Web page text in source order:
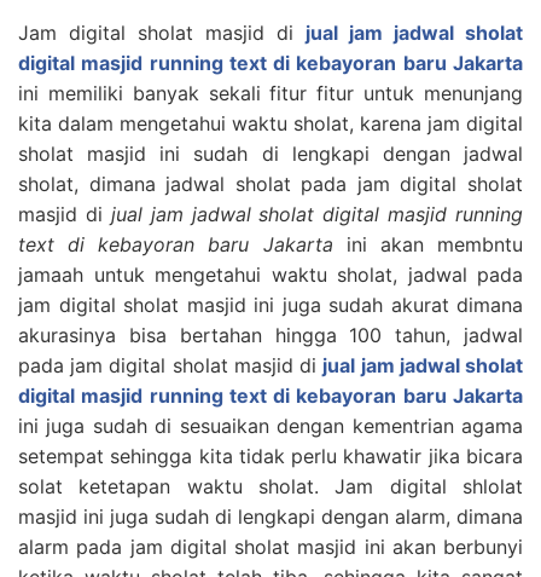
Jam digital sholat masjid di jual jam jadwal sholat
digital masjid running text di kebayoran baru Jakarta
ini memiliki banyak sekali fitur fitur untuk menunjang
kita dalam mengetahui waktu sholat, karena jam digital
sholat masjid ini sudah di lengkapi dengan jadwal
sholat, dimana jadwal sholat pada jam digital sholat
masjid di jual jam jadwal sholat digital masjid running
text di kebayoran baru Jakarta ini akan membntu
jamaah untuk mengetahui waktu sholat, jadwal pada
jam digital sholat masjid ini juga sudah akurat dimana
akurasinya bisa bertahan hingga 100 tahun, jadwal
pada jam digital sholat masjid di jual jam jadwal sholat
digital masjid running text di kebayoran baru Jakarta
ini juga sudah di sesuaikan dengan kementrian agama
setempat sehingga kita tidak perlu khawatir jika bicara
solat ketetapan waktu sholat. Jam digital shlolat
masjid ini juga sudah di lengkapi dengan alarm, dimana
alarm pada jam digital sholat masjid ini akan berbunyi